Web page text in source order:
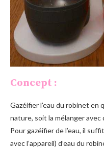
Concept :
Gazéifier l’eau du robinet en
nature, soit la mélanger
Pour gazéifier de l’eau, il
avec l’appareil) d’eau du